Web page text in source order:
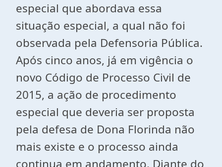
especial que abordava essa
situação especial, a qual não foi
observada pela Defensoria Pública.
Após cinco anos, já em vigência o
novo Código de Processo Civil de
2015, a ação de procedimento
especial que deveria ser proposta
pela defesa de Dona Florinda não
mais existe e o processo ainda
continua em andamento. Diante do